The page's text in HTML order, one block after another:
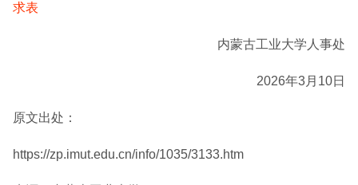
求表
内蒙古工业大学人事处
2026年3月10日
原文出处：
https://zp.imut.edu.cn/info/1035/3133.htm